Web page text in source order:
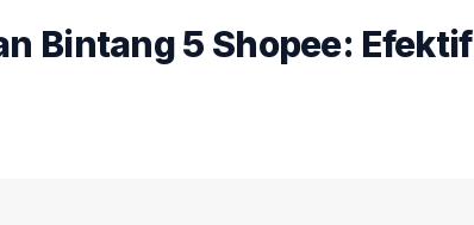
Bintang 5 Shopee: Efektif